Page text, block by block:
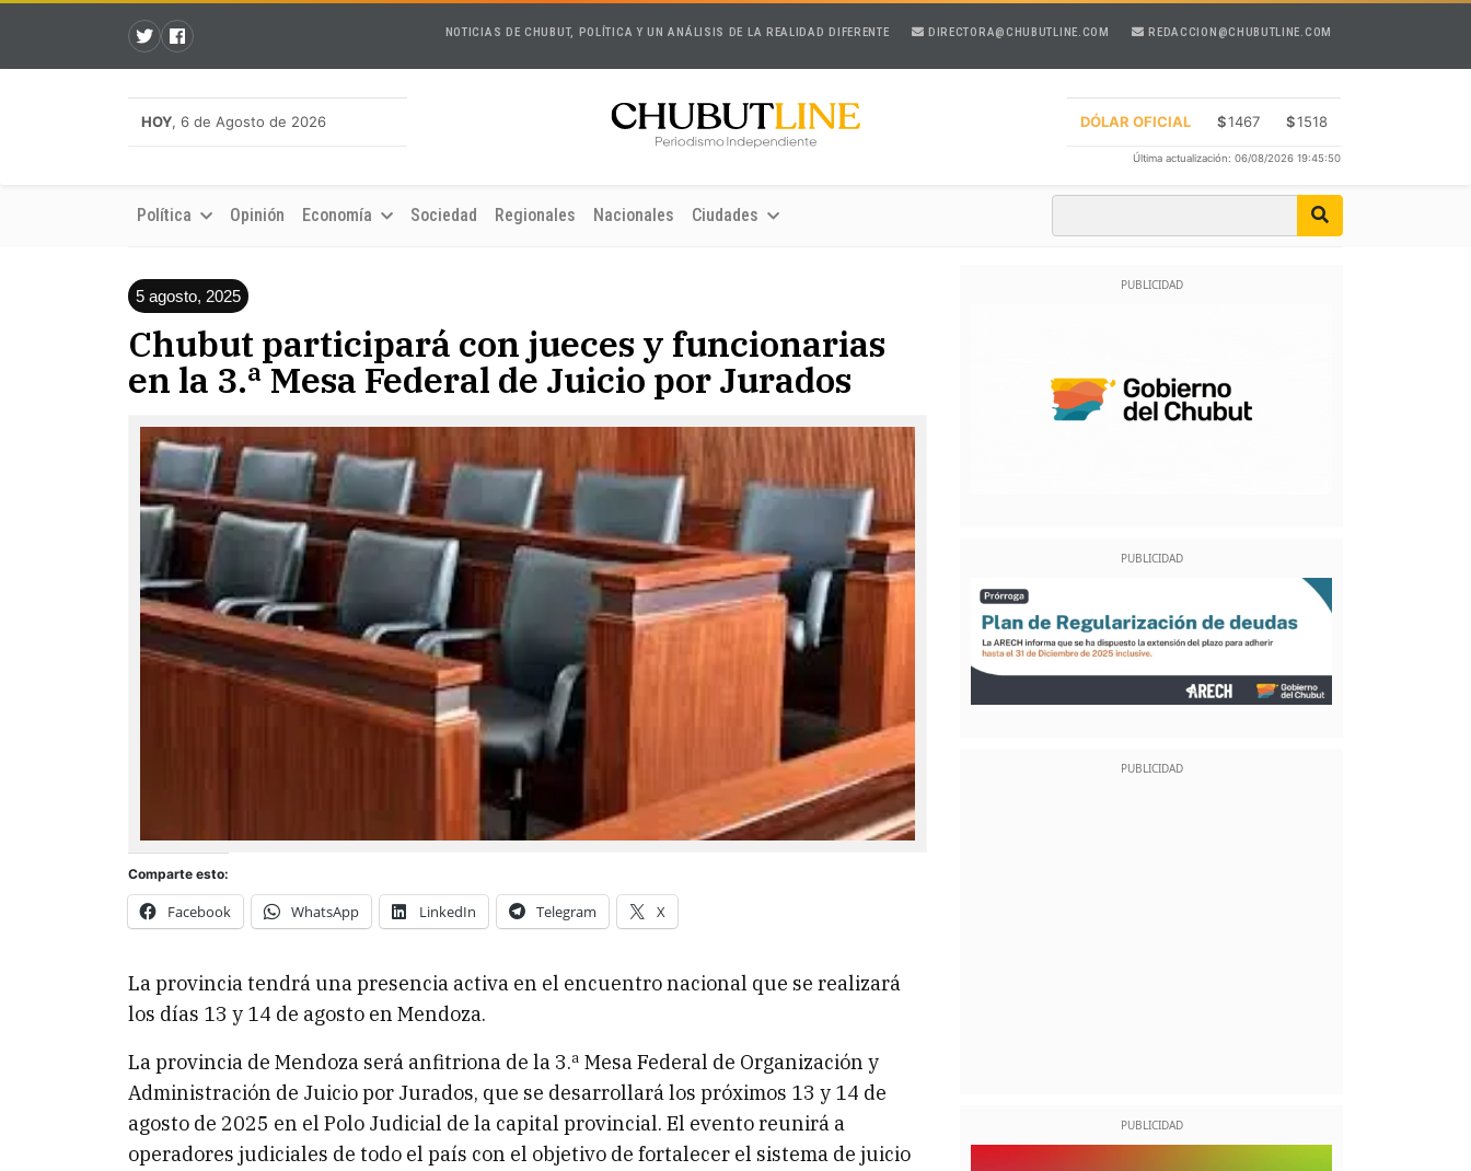
NOTICIAS DE CHUBUT, POLÍTICA Y UN ANÁLISIS DE LA REALIDAD DIFERENTE DIRECTORA@CHUBUTLINE.COM REDACCION@CHUBUTLINE.COM
HOY, 6 de Agosto de 2026 DÓLAR OFICIAL $1467 $1518
Última actualización: 06/08/2026 19:45:50
Política Opinión Economía Sociedad Regionales Nacionales Ciudades
5 agosto, 2025
Chubut participará con jueces y funcionarias
en la 3.ª Mesa Federal de Juicio por Jurados
Comparte esto:
Facebook WhatsApp LinkedIn Telegram X
La provincia tendrá una presencia activa en el encuentro nacional que se realizará
los días 13 y 14 de agosto en Mendoza.
La provincia de Mendoza será anfitriona de la 3.ª Mesa Federal de Organización y
Administración de Juicio por Jurados, que se desarrollará los próximos 13 y 14 de
agosto de 2025 en el Polo Judicial de la capital provincial. El evento reunirá a
operadores judiciales de todo el país con el objetivo de fortalecer el sistema de juicio